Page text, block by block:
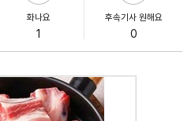
화나요
1
후속기사 원해요
0